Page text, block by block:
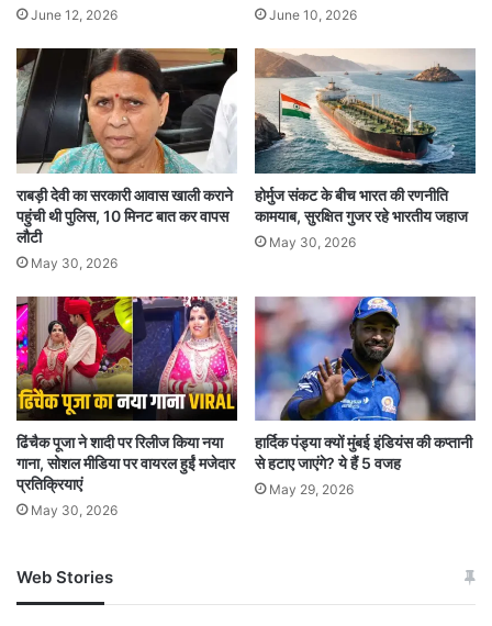
June 12, 2026 June 10, 2026
राबड़ी देवी का सरकारी आवास खाली कराने
पहुंची थी पुलिस, 10 मिनट बात कर वापस
लौटी
May 30, 2026
होर्मुज संकट के बीच भारत की रणनीति
कामयाब, सुरक्षित गुजर रहे भारतीय जहाज
May 30, 2026
ढिंचैक पूजा ने शादी पर रिलीज किया नया
गाना, सोशल मीडिया पर वायरल हुईं मजेदार
प्रतिक्रियाएं
May 30, 2026
हार्दिक पंड्या क्यों मुंबई इंडियंस की कप्तानी
से हटाए जाएंगे? ये हैं 5 वजह
May 29, 2026
Web Stories
जम्मू-कश्मीर में बारिश से
अपडेट
खाई में धक्का… आरोपियों ने